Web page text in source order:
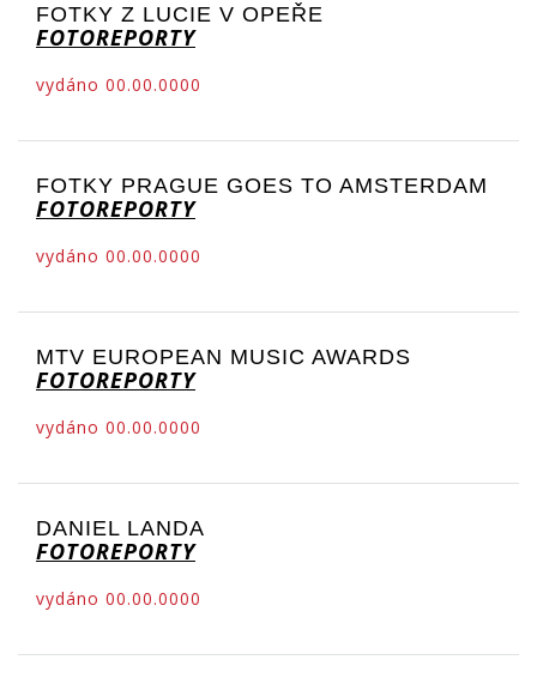
FOTKY Z LUCIE V OPEŘE
FOTOREPORTY
vydáno 00.00.0000
FOTKY PRAGUE GOES TO AMSTERDAM
FOTOREPORTY
vydáno 00.00.0000
MTV EUROPEAN MUSIC AWARDS
FOTOREPORTY
vydáno 00.00.0000
DANIEL LANDA
FOTOREPORTY
vydáno 00.00.0000